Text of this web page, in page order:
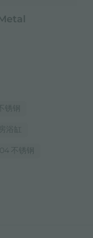
锈钢
浴缸
不锈钢